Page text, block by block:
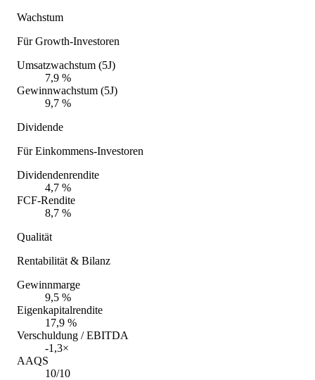
Wachstum
Für Growth-Investoren
Umsatzwachstum (5J)
7,9 %
Gewinnwachstum (5J)
9,7 %
Dividende
Für Einkommens-Investoren
Dividendenrendite
4,7 %
FCF-Rendite
8,7 %
Qualität
Rentabilität & Bilanz
Gewinnmarge
9,5 %
Eigenkapitalrendite
17,9 %
Verschuldung / EBITDA
-1,3×
AAQS
10/10